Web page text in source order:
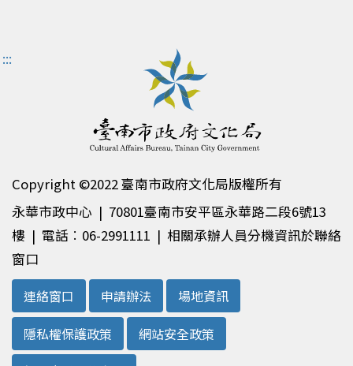
:::
Copyright ©2022 臺南市政府文化局版權所有
永華市政中心 | 70801臺南市安平區永華路二段6號13
樓 | 電話︰06-2991111 | 相關承辦人員分機資訊於聯絡
窗口
連絡窗口
申請辦法
場地資訊
隱私權保護政策
網站安全政策